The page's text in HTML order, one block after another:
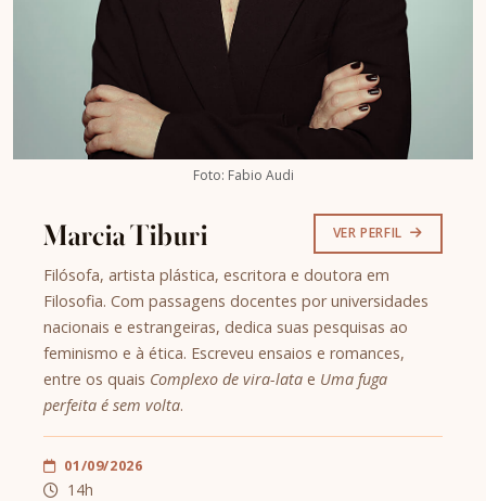
Foto: Fabio Audi
Marcia Tiburi VER PERFIL
Filósofa, artista plástica, escritora e doutora em
Filosofia. Com passagens docentes por universidades
nacionais e estrangeiras, dedica suas pesquisas ao
feminismo e à ética. Escreveu ensaios e romances,
entre os quais Complexo de vira-lata e Uma fuga
perfeita é sem volta.
01/09/2026
14h